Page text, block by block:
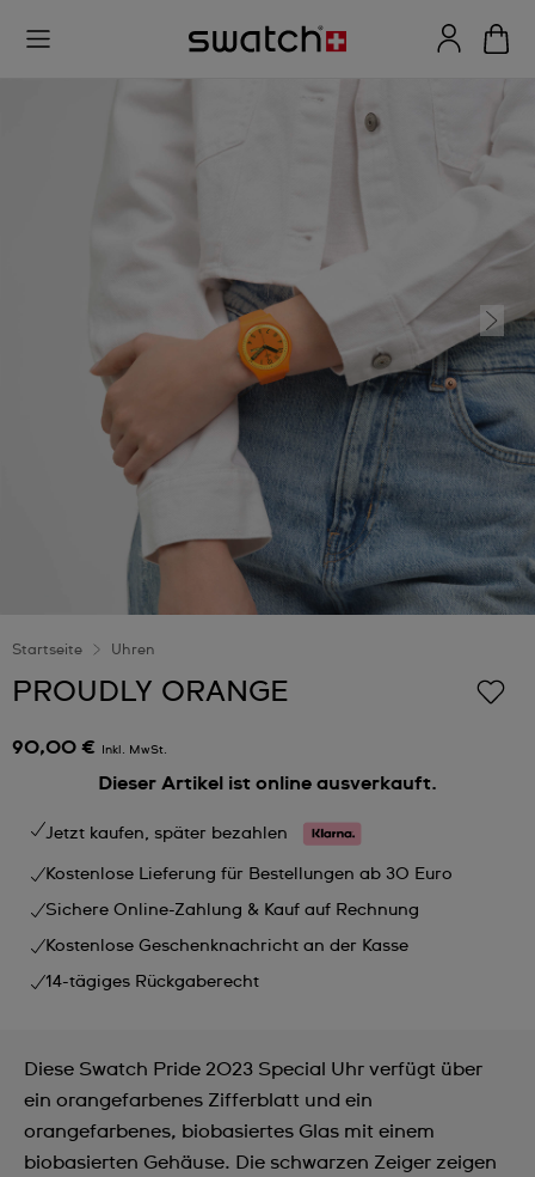
Startseite Uhren
PROUDLY ORANGE
90,00 € Inkl. MwSt.
Dieser Artikel ist online ausverkauft.
Jetzt kaufen, später bezahlen
Kostenlose Lieferung für Bestellungen ab 30 Euro
Sichere Online-Zahlung & Kauf auf Rechnung
Kostenlose Geschenknachricht an der Kasse
14-tägiges Rückgaberecht
Diese Swatch Pride 2023 Special Uhr verfügt über
ein orangefarbenes Zifferblatt und ein
orangefarbenes, biobasiertes Glas mit einem
biobasierten Gehäuse. Die schwarzen Zeiger zeigen